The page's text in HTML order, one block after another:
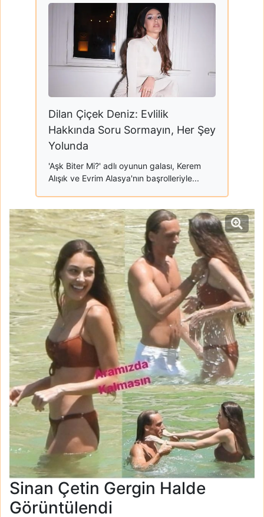
Dilan Çiçek Deniz: Evlilik
Hakkında Soru Sormayın, Her Şey
Yolunda
'Aşk Biter Mi?' adlı oyunun galası, Kerem
Alışık ve Evrim Alasya'nın başrolleriyle...
Sinan Çetin Gergin Halde
Görüntülendi